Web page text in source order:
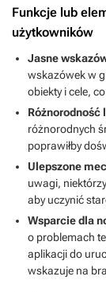
najbardziej
i szafek co wiąże
przoduje pod
skorpionami,
itd. W grze
motorem. Gra
Design
na bardziej
cofać się do
stylu
sfrustrowany
w celu
uwielbiałem
poczucie
i fascynującego
niezaprzeczalnie
poziomach, by
również wytykało
Funkcje lub
użytkowników
Jasne
wskazówek w
obiekty i cele,
Różnorodność
różnorodnych
poprawiłby
Ulepszone
uwagi,
aby uczynić
Wsparcie dla
o problemach
aplikacji do
wskazuje na